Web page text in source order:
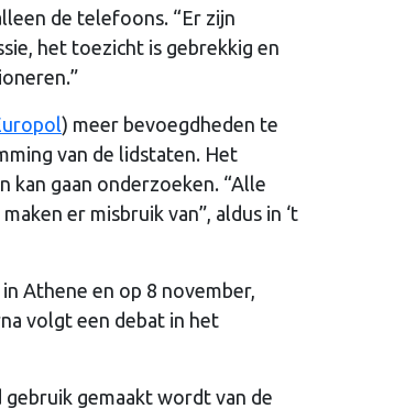
de telefoons. “Er zijn
het toezicht is gebrekkig en
) meer bevoegdheden te
van de lidstaten. Het
kan gaan onderzoeken. “Alle
er misbruik van”, aldus in ‘t
Athene en op 8 november,
volgt een debat in het
gemaakt wordt van de